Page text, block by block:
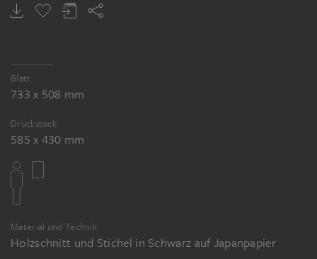
KOLLWITZ
Blatt
733 x 508 mm
Druckstock
585 x 430 mm
Material und Technik
Holzschnitt und Stichel in Schwarz auf Japanpapier